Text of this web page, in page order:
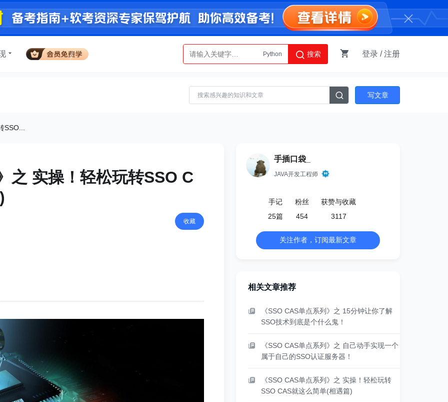
AI智能体
Python
搜索 登录 /注册
写文章
之 实操！轻松玩转SSO C
收藏
手插口袋_
JAVA开发工程师
手记
25篇
粉丝
454
获赞与收藏
3117
关注作者，订阅最新文章
相关文章推荐
《SSO CAS单点系列》之 15分钟让你了解
SSO技术到底是个什么鬼！
《SSO CAS单点系列》之 自己动手实现一个
属于自己的SSO认证服务器！
《SSO CAS单点系列》之 实操！轻松玩转
SSO CAS就这么简单(相遇篇)